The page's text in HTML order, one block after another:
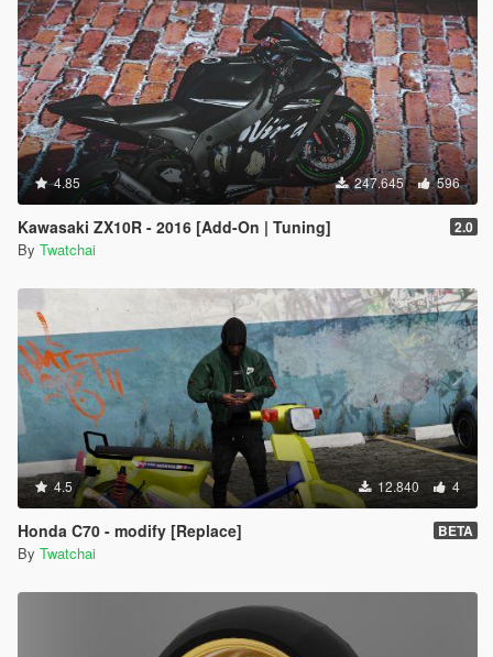
4.85 247.645 596
Kawasaki ZX10R - 2016 [Add-On | Tuning] 2.0
By Twatchai
4.5 12.840 4
Honda C70 - modify [Replace] BETA
By Twatchai